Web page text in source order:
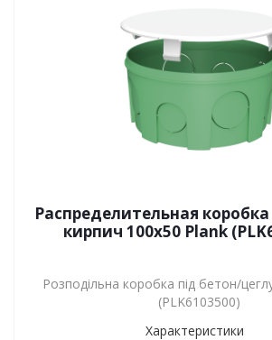
Распределительная
кирпич 100х50 Plank
Розподільна коробка під бетон/
(PLK6103500)
Характеристики